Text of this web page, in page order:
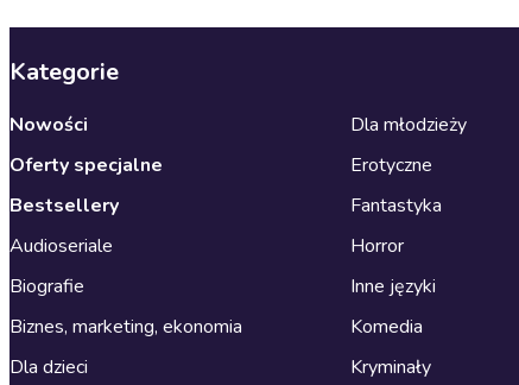
Kategorie
Nowości
Oferty specjalne
Bestsellery
Audioseriale
Biografie
Biznes, marketing, ekonomia
Dla dzieci
Dla młodzieży
Erotyczne
Fantastyka
Horror
Inne języki
Komedia
Kryminały